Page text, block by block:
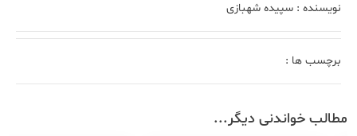
نویسنده : سپیده شهبازی
برچسب ها :
مطالب خواندنی دیگر...